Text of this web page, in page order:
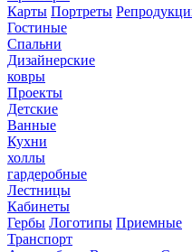
Карты Портреты
Гостиные
Спальни
Дизайнерские
ковры
Проекты
Детские
Ванные
Кухни
холлы
гардеробные
Лестницы
Кабинеты
Гербы Логотипы Приемные
Транспорт